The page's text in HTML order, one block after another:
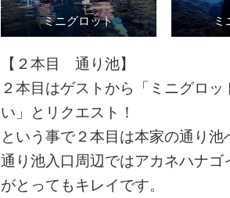
ミニグロット ミ
【２本目 通り池】
２本目はゲストから「ミニグロ
い」とリクエスト！
という事で２本目は本家の通り池
通り池入口周辺ではアカネハナ
がとってもキレイです。